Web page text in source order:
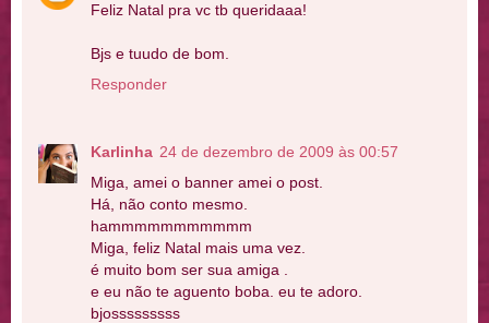
Feliz Natal pra vc tb queridaaa!
Bjs e tuudo de bom.
Responder
Karlinha 24 de dezembro de 2009 às 00:57
Miga, amei o banner amei o post.
Há, não conto mesmo.
hammmmmmmmmmm
Miga, feliz Natal mais uma vez.
é muito bom ser sua amiga .
e eu não te aguento boba. eu te adoro.
bjosssssssss